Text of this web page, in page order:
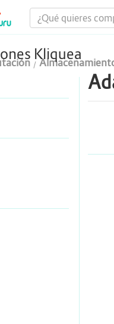
Digitalizadoras
y Tablets
Kliquea